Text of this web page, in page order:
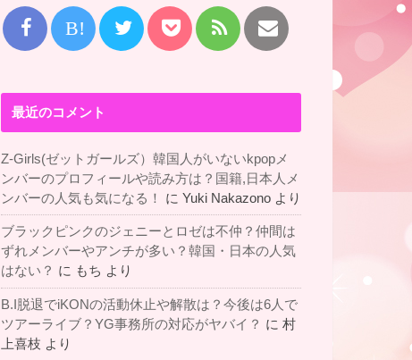
B!
最近のコメント
Z-Girls(ゼットガールズ）韓国人がいないkpopメ
ンバーのプロフィールや読み方は？国籍,日本人メ
ンバーの人気も気になる！
に Yuki Nakazono より
ブラックピンクのジェニーとロゼは不仲？仲間は
ずれメンバーやアンチが多い？韓国・日本の人気
はない？ に もち より
B.I脱退でiKONの活動休止や解散は？今後は6人で
ツアーライブ？YG事務所の対応がヤバイ？ に 村
上喜枝 より